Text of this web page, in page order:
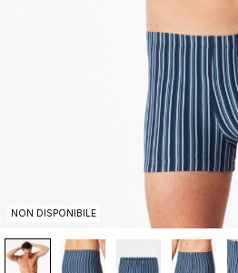
NON DISPONIBILE